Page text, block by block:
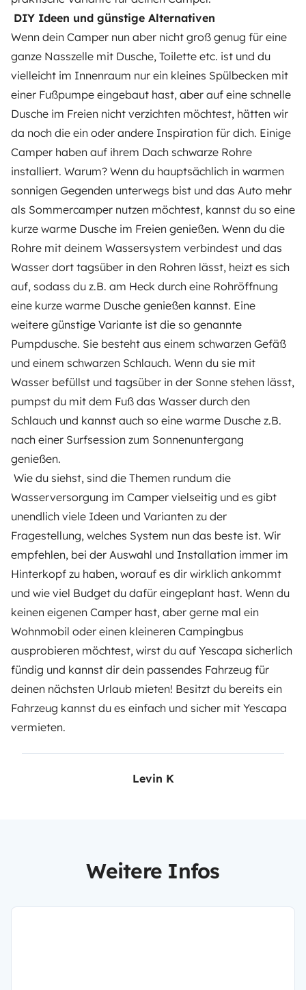
DIY Ideen und günstige Alternativen
Wenn dein Camper nun aber nicht groß genug für eine
ganze Nasszelle mit Dusche, Toilette etc. ist und du
vielleicht im Innenraum nur ein kleines Spülbecken mit
einer Fußpumpe eingebaut hast, aber auf eine schnelle
Dusche im Freien nicht verzichten möchtest, hätten wir
da noch die ein oder andere Inspiration für dich. Einige
Camper haben auf ihrem Dach schwarze Rohre
installiert. Warum? Wenn du hauptsächlich in warmen
sonnigen Gegenden unterwegs bist und das Auto mehr
als Sommercamper nutzen möchtest, kannst du so eine
kurze warme Dusche im Freien genießen. Wenn du die
Rohre mit deinem Wassersystem verbindest und das
Wasser dort tagsüber in den Rohren lässt, heizt es sich
auf, sodass du z.B. am Heck durch eine Rohröffnung
eine kurze warme Dusche genießen kannst. Eine
weitere günstige Variante ist die so genannte
Pumpdusche. Sie besteht aus einem schwarzen Gefäß
und einem schwarzen Schlauch. Wenn du sie mit
Wasser befüllst und tagsüber in der Sonne stehen lässt,
pumpst du mit dem Fuß das Wasser durch den
Schlauch und kannst auch so eine warme Dusche z.B.
nach einer Surfsession zum Sonnenuntergang
genießen.
Wie du siehst, sind die Themen rundum die
Wasserversorgung im Camper vielseitig und es gibt
unendlich viele Ideen und Varianten zu der
Fragestellung, welches System nun das beste ist. Wir
empfehlen, bei der Auswahl und Installation immer im
Hinterkopf zu haben, worauf es dir wirklich ankommt
und wie viel Budget du dafür eingeplant hast. Wenn du
keinen eigenen Camper hast, aber gerne mal ein
Wohnmobil oder einen kleineren Campingbus
ausprobieren möchtest, wirst du auf Yescapa sicherlich
fündig und kannst dir dein passendes Fahrzeug für
deinen nächsten Urlaub mieten! Besitzt du bereits ein
Fahrzeug kannst du es einfach und sicher mit Yescapa
vermieten.
Levin K
Weitere Infos